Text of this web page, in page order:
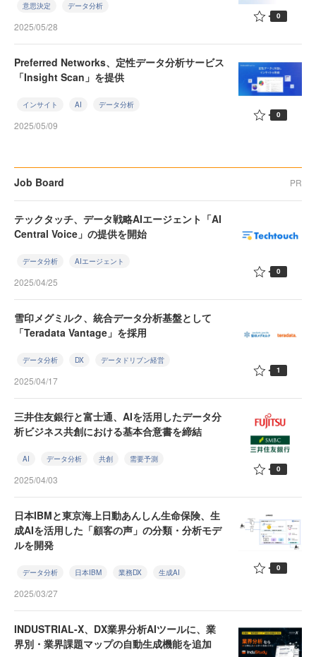
意思決定 データ分析
2025/05/28
0
Preferred Networks、定性データ分析サービス
「Insight Scan」を提供
インサイト AI データ分析
2025/05/09
0
Job Board PR
テックタッチ、データ戦略AIエージェント「AI
Central Voice」の提供を開始
データ分析 AIエージェント
2025/04/25
0
雪印メグミルク、統合データ分析基盤として
「Teradata Vantage」を採用
データ分析 DX データドリブン経営
2025/04/17
1
三井住友銀行と富士通、AIを活用したデータ分
析ビジネス共創における基本合意書を締結
AI データ分析 共創 需要予測
2025/04/03
0
日本IBMと東京海上日動あんしん生命保険、生
成AIを活用した「顧客の声」の分類・分析モデ
ルを開発
データ分析 日本IBM 業務DX 生成AI
2025/03/27
0
INDUSTRIAL-X、DX業界分析AIツールに、業
界別・業界課題マップの自動生成機能を追加